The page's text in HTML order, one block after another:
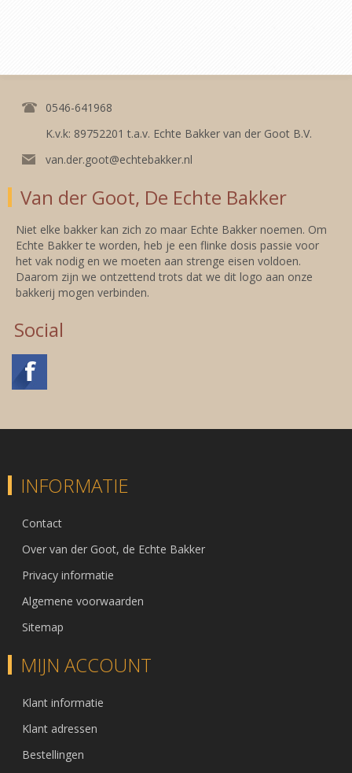
0546-641968
K.v.k: 89752201 t.a.v. Echte Bakker van der Goot B.V.
van.der.goot@echtebakker.nl
Van der Goot, De Echte Bakker
Niet elke bakker kan zich zo maar Echte Bakker noemen. Om
Echte Bakker te worden, heb je een flinke dosis passie voor
het vak nodig en we moeten aan strenge eisen voldoen.
Daarom zijn we ontzettend trots dat we dit logo aan onze
bakkerij mogen verbinden.
Social
INFORMATIE
Contact
Over van der Goot, de Echte Bakker
Privacy informatie
Algemene voorwaarden
Sitemap
MIJN ACCOUNT
Klant informatie
Klant adressen
Bestellingen